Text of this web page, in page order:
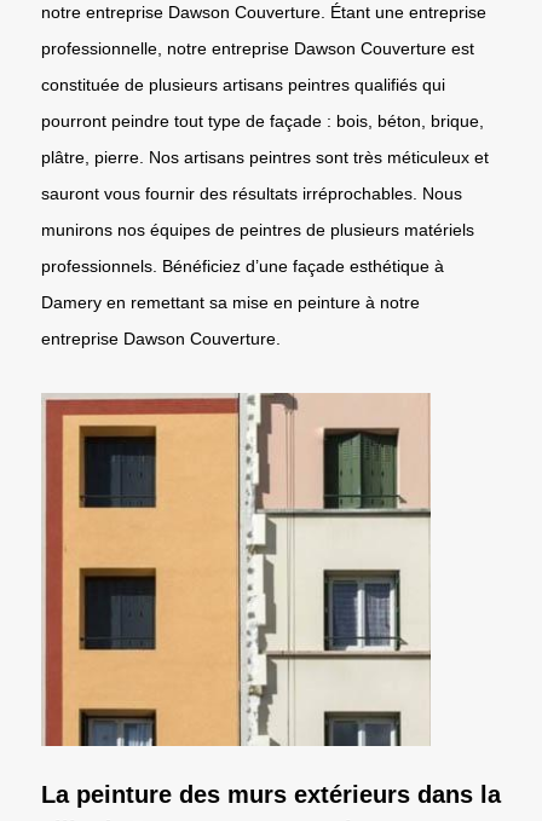
notre entreprise Dawson Couverture. Étant une entreprise
professionnelle, notre entreprise Dawson Couverture est
constituée de plusieurs artisans peintres qualifiés qui
pourront peindre tout type de façade : bois, béton, brique,
plâtre, pierre. Nos artisans peintres sont très méticuleux et
sauront vous fournir des résultats irréprochables. Nous
munirons nos équipes de peintres de plusieurs matériels
professionnels. Bénéficiez d’une façade esthétique à
Damery en remettant sa mise en peinture à notre
entreprise Dawson Couverture.
La peinture des murs extérieurs dans la